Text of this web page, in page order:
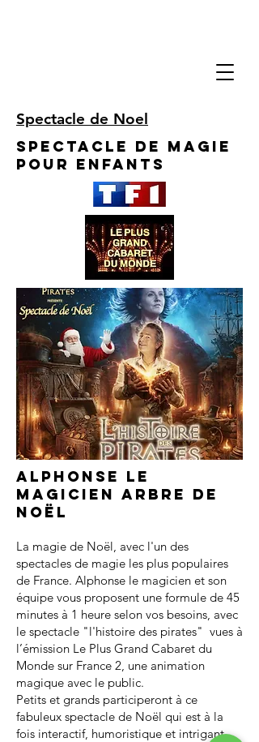
Spectacle de Noel
Spectacle de Magie
pour enfants
Alphonse le
magicien arbre de
noël
La magie de Noël, avec l'un des
spectacles de magie les plus populaires
de France. Alphonse le magicien et son
équipe vous proposent une formule de 45
minutes à 1 heure selon vos besoins, avec
le spectacle "l'histoire des pirates" vues à
l’émission Le Plus Grand Cabaret du
Monde sur France 2, une animation
magique avec le public.
Petits et grands participeront à ce
fabuleux spectacle de Noël qui est à la
fois interactif, humoristique et intrigant.